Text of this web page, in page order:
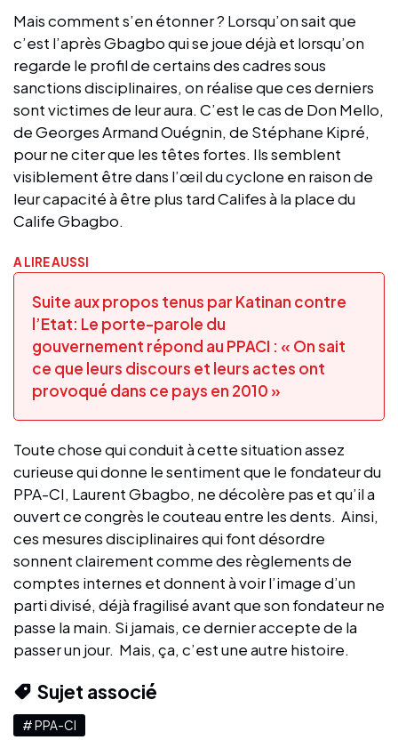
Mais comment s’en étonner ? Lorsqu’on sait que
c’est l’après Gbagbo qui se joue déjà et lorsqu’on
regarde le profil de certains des cadres sous
sanctions disciplinaires, on réalise que ces derniers
sont victimes de leur aura. C’est le cas de Don Mello,
de Georges Armand Ouégnin, de Stéphane Kipré,
pour ne citer que les têtes fortes. Ils semblent
visiblement être dans l’œil du cyclone en raison de
leur capacité à être plus tard Califes à la place du
Calife Gbagbo.
A LIRE AUSSI
Suite aux propos tenus par Katinan contre
l’Etat: Le porte-parole du
gouvernement répond au PPACI : « On sait
ce que leurs discours et leurs actes ont
provoqué dans ce pays en 2010 »
Toute chose qui conduit à cette situation assez
curieuse qui donne le sentiment que le fondateur du
PPA-CI, Laurent Gbagbo, ne décolère pas et qu’il a
ouvert ce congrès le couteau entre les dents. Ainsi,
ces mesures disciplinaires qui font désordre
sonnent clairement comme des règlements de
comptes internes et donnent à voir l’image d’un
parti divisé, déjà fragilisé avant que son fondateur ne
passe la main. Si jamais, ce dernier accepte de la
passer un jour. Mais, ça, c’est une autre histoire.
Sujet associé
# PPA-CI